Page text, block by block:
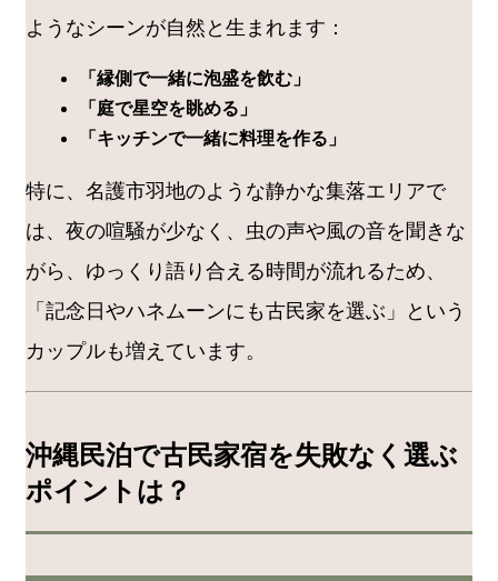
ようなシーンが自然と生まれます：
「縁側で一緒に泡盛を飲む」
「庭で星空を眺める」
「キッチンで一緒に料理を作る」
特に、名護市羽地のような静かな集落エリアで
は、夜の喧騒が少なく、虫の声や風の音を聞きな
がら、ゆっくり語り合える時間が流れるため、
「記念日やハネムーンにも古民家を選ぶ」という
カップルも増えています。
沖縄民泊で古民家宿を失敗なく選ぶ
ポイントは？